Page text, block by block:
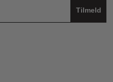
Tilmeld